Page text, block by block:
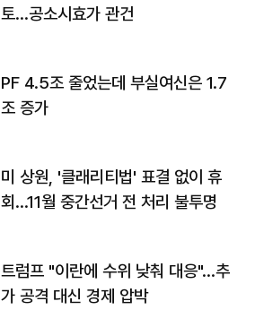
토…공소시효가 관건
PF 4.5조 줄었는데 부실여신은 1.7
조 증가
미 상원, '클래리티법' 표결 없이 휴
회…11월 중간선거 전 처리 불투명
트럼프 "이란에 수위 낮춰 대응"…추
가 공격 대신 경제 압박